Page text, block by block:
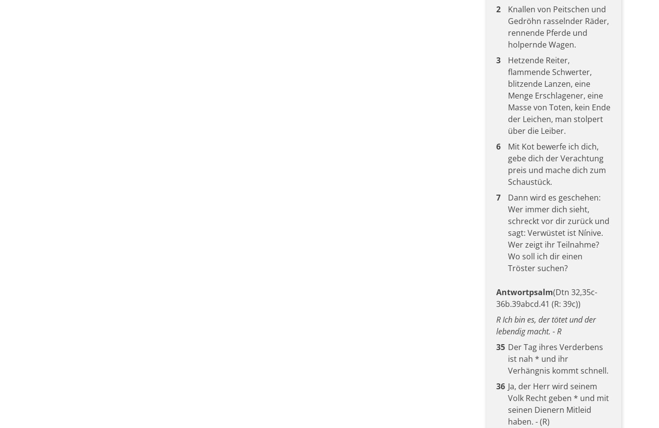
2
Knallen von Peitschen und
Gedröhn rasselnder Räder,
rennende Pferde und
holpernde Wagen.
3
Hetzende Reiter,
flammende Schwerter,
blitzende Lanzen, eine
Menge Erschlagener, eine
Masse von Toten, kein Ende
der Leichen, man stolpert
über die Leiber.
6
Mit Kot bewerfe ich dich,
gebe dich der Verachtung
preis und mache dich zum
Schaustück.
7
Dann wird es geschehen:
Wer immer dich sieht,
schreckt vor dir zurück und
sagt: Verwüstet ist Nínive.
Wer zeigt ihr Teilnahme?
Wo soll ich dir einen
Tröster suchen?
Antwortpsalm(Dtn 32,35c-
36b.39abcd.41 (R: 39c))
R Ich bin es, der tötet und der
lebendig macht. - R
35 Der Tag ihres Verderbens
ist nah * und ihr
Verhängnis kommt schnell.
36 Ja, der Herr wird seinem
Volk Recht geben * und mit
seinen Dienern Mitleid
haben. - (R)